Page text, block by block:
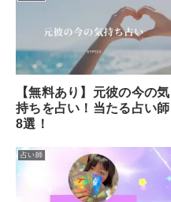
【無料あり】元彼の今の気
持ちを占い！当たる占い師
8選！
占い師